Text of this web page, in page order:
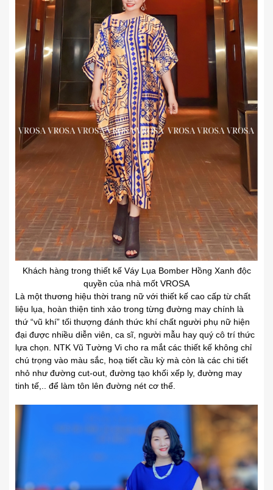
Khách hàng trong thiết kế Váy Lụa Bomber Hồng Xanh độc
quyền của nhà mốt VROSA
Là một thương hiệu thời trang nữ với thiết kế cao cấp từ chất
liệu lụa, hoàn thiện tinh xảo trong từng đường may chính là
thứ “vũ khí” tối thượng đánh thức khí chất người phụ nữ hiện
đại được nhiều diễn viên, ca sĩ, người mẫu hay quý cô trí thức
lựa chọn. NTK Vũ Tường Vi cho ra mắt các thiết kế không chỉ
chú trọng vào màu sắc, hoạ tiết cầu kỳ mà còn là các chi tiết
nhỏ như đường cut-out, đường tạo khối xếp ly, đường may
tinh tế,.. để làm tôn lên đường nét cơ thể.